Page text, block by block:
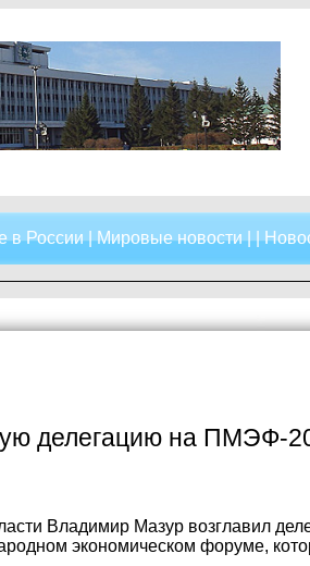
в России|Мировые новости| |
делегацию на ПМЭФ-
Владимир Мазур возглавил
экономическом форуме,